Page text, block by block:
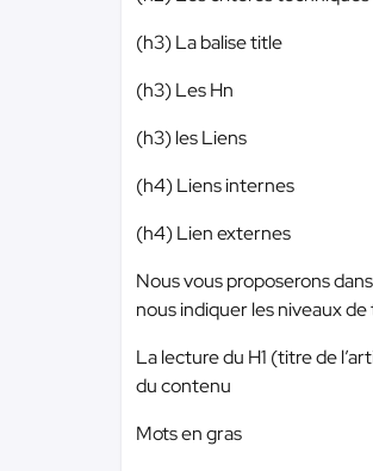
(h3) La balise title
(h3) Les Hn
(h3) les Liens
(h4) Liens internes
(h4) Lien externes
Nous vous proposerons
nous indiquer les niveaux
La lecture du H1 (titre de
du contenu
Mots en gras